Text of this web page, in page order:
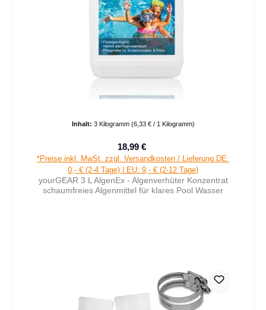
Inhalt: 3 Kilogramm (6,33 € / 1 Kilogramm)
Verkaufspreis:
18,99 €
*Preise inkl. MwSt. zzgl. Versandkosten / Lieferung DE:
0,- € (2-4 Tage) | EU: 9,- € (2-12 Tage)
yourGEAR 3 L AlgenEx - Algenverhüter Konzentrat
schaumfreies Algenmittel für klares Pool Wasser